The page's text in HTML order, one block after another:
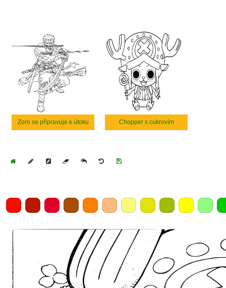
Zoro se připravuje k útoku Chopper s cukrovím